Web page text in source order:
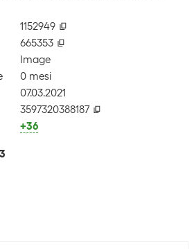
1152949
665353
Image
0 mesi
07.03.2021
3597320388187
+36